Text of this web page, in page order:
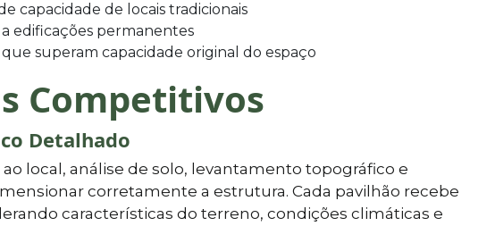
capacidade de locais tradicionais
edificações permanentes
superam capacidade original do espaço
Competitivos
Detalhado
local, análise de solo, levantamento topográfico e
corretamente a estrutura. Cada pavilhão recebe
características do terreno, condições climáticas e